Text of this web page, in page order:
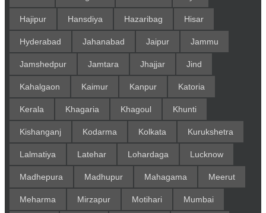
Hajipur Hansdiya Hazaribag Hisar
Hyderabad Jahanabad Jaipur Jammu
Jamshedpur Jamtara Jhajjar Jind
Kahalgaon Kaimur Kanpur Katoria
Kerala Khagaria Khagoul Khunti
Kishanganj Kodarma Kolkata Kurukshetra
Lalmatiya Latehar Lohardaga Lucknow
Madhepura Madhupur Mahagama Meerut
Meharma Mirzapur Motihari Mumbai